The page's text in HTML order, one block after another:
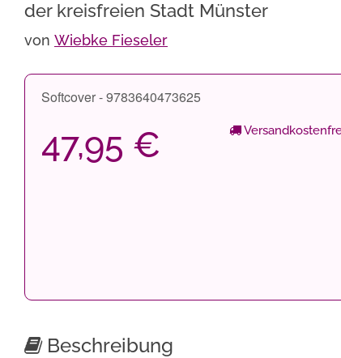
der kreisfreien Stadt Münster
von Wiebke Fieseler
Softcover - 9783640473625
47,95 €
Beschreibung